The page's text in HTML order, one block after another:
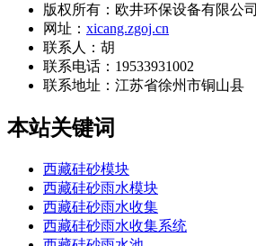
版权所有：欧井环保设备有限公司
网址： xicang.zgoj.cn
联系人：胡
联系电话：19533931002
联系地址： 江苏省徐州市铜山县
本站关键词
西藏硅砂模块
西藏硅砂雨水模块
西藏硅砂雨水收集
西藏硅砂雨水收集系统